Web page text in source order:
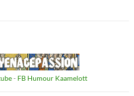
- FB Humour Kaamelott